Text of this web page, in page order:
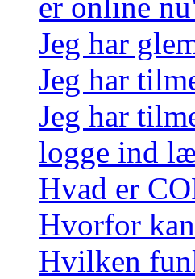
Jeg har
Jeg har
Jeg har
logge ind
Hvad er
Hvorfor
Hvilken